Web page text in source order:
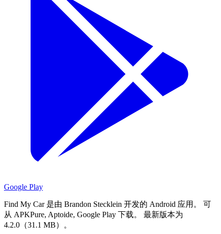
Google Play
Find My Car 是由 Brandon Stecklein 开发的 Android 应用。
可
从 APKPure, Aptoide, Google Play 下载。
最新版本为
4.2.0（31.1 MB）。